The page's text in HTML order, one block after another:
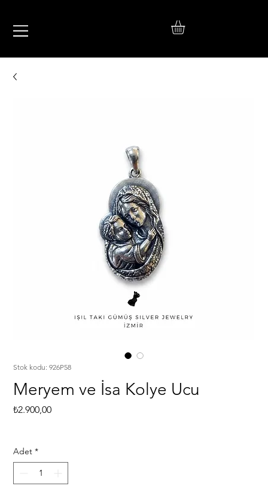
TAKI
Stok kodu: 926P58
Meryem ve İsa Kolye Ucu
₺2.900,00Fiyat
Adet *